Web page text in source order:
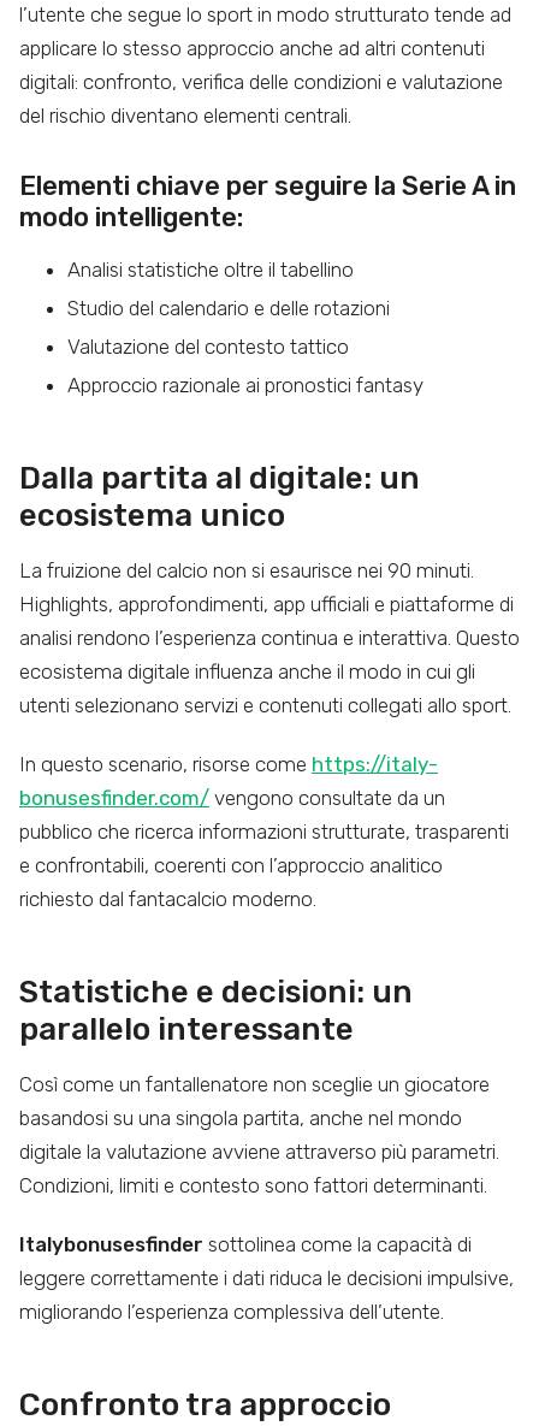
l’utente che segue lo sport in modo strutturato tende ad
applicare lo stesso approccio anche ad altri contenuti
digitali: confronto, verifica delle condizioni e valutazione
del rischio diventano elementi centrali.
Elementi chiave per seguire la Serie A in
modo intelligente:
Analisi statistiche oltre il tabellino
Studio del calendario e delle rotazioni
Valutazione del contesto tattico
Approccio razionale ai pronostici fantasy
Dalla partita al digitale: un
ecosistema unico
La fruizione del calcio non si esaurisce nei 90 minuti.
Highlights, approfondimenti, app ufficiali e piattaforme di
analisi rendono l’esperienza continua e interattiva. Questo
ecosistema digitale influenza anche il modo in cui gli
utenti selezionano servizi e contenuti collegati allo sport.
In questo scenario, risorse come https://italy-
bonusesfinder.com/ vengono consultate da un
pubblico che ricerca informazioni strutturate, trasparenti
e confrontabili, coerenti con l’approccio analitico
richiesto dal fantacalcio moderno.
Statistiche e decisioni: un
parallelo interessante
Così come un fantallenatore non sceglie un giocatore
basandosi su una singola partita, anche nel mondo
digitale la valutazione avviene attraverso più parametri.
Condizioni, limiti e contesto sono fattori determinanti.
Italybonusesfinder sottolinea come la capacità di
leggere correttamente i dati riduca le decisioni impulsive,
migliorando l’esperienza complessiva dell’utente.
Confronto tra approccio